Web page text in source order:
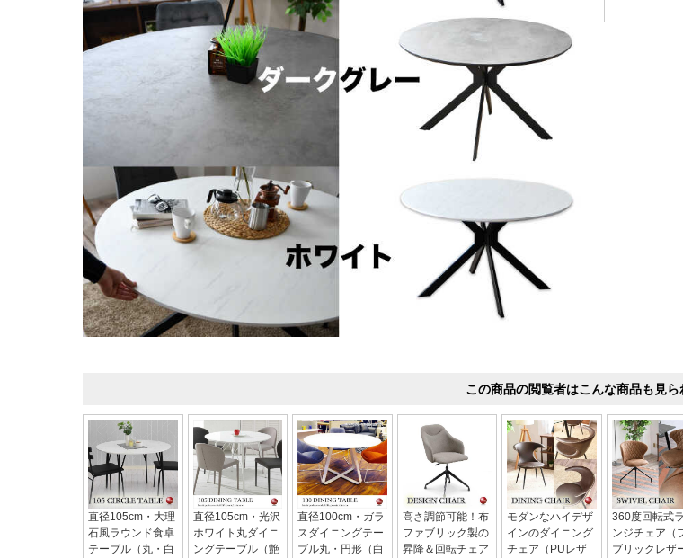
この商品の閲覧者はこんな商品も見
直径105cm・大理
石風ラウンド食卓
テーブル（丸・白
直径105cm・光沢
ホワイト丸ダイニ
ングテーブル（艶
直径100cm・ガラ
スダイニングテー
ブル丸・円形（白
高さ調節可能！布
ファブリック製の
昇降＆回転チェア
モダンなハイデザ
インのダイニング
チェア（PUレザ
360度回転式
ンジチェア（
ブリックレザ